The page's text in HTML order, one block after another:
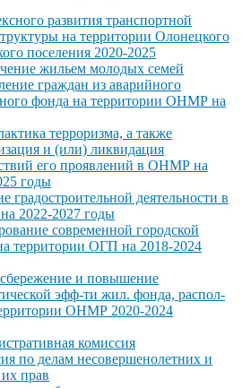
развития транспортной
на территории Олонецкого
поселения 2020-2025
жильем молодых семей
граждан из аварийного
фонда на территории ОНМР на
терроризма, а также
и (или) ликвидация
его проявлений в ОНМР на
годы
градостроительной деятельности в
2022-2027 годы
современной городской
территории ОГП на 2018-2024
и повышение
эфф-ти жил. фонда, распол-
ОНМР 2020-2024
комиссия
по делам несовершенолетних и
прав